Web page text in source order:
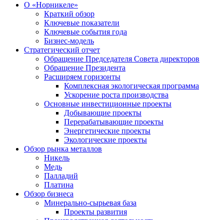
О «Норникеле»
Краткий обзор
Ключевые показатели
Ключевые события года
Бизнес-модель
Стратегический отчет
Обращение Председателя Совета директоров
Обращение Президента
Расширяем горизонты
Комплексная экологическая программа
Ускорение роста производства
Основные инвестиционные проекты
Добывающие проекты
Перерабатывающие проекты
Энергетические проекты
Экологические проекты
Обзор рынка металлов
Никель
Медь
Палладий
Платина
Обзор бизнеса
Минерально-сырьевая база
Проекты развития